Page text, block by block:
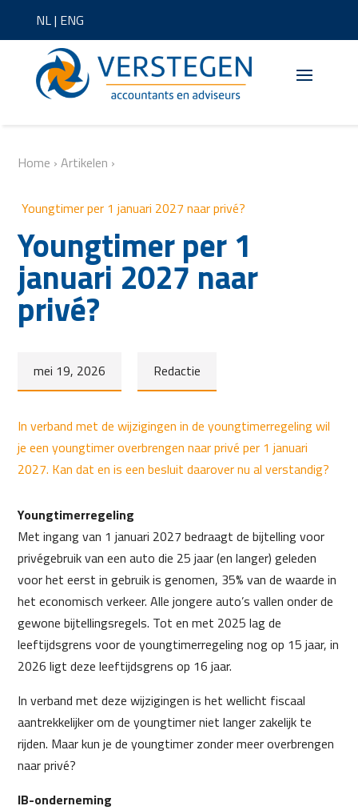
NL| ENG
Home ›Artikelen ›
Youngtimer per 1 januari 2027 naar privé?
Youngtimer per 1
januari 2027 naar
privé?
mei 19, 2026 Redactie
In verband met de wijzigingen in de youngtimerregeling wil
je een youngtimer overbrengen naar privé per 1 januari
2027. Kan dat en is een besluit daarover nu al verstandig?
Youngtimerregeling
Met ingang van 1 januari 2027 bedraagt de bijtelling voor
privégebruik van een auto die 25 jaar (en langer) geleden
voor het eerst in gebruik is genomen, 35% van de waarde in
het economisch verkeer. Alle jongere auto’s vallen onder de
gewone bijtellingsregels. Tot en met 2025 lag de
leeftijdsgrens voor de youngtimerregeling nog op 15 jaar, in
2026 ligt deze leeftijdsgrens op 16 jaar.
In verband met deze wijzigingen is het wellicht fiscaal
aantrekkelijker om de youngtimer niet langer zakelijk te
rijden. Maar kun je de youngtimer zonder meer overbrengen
naar privé?
IB-onderneming